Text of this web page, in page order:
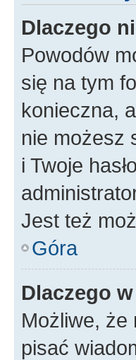
Dlaczego
Powodów
się na tym
konieczna,
nie możesz
i Twoje
Jest też
Góra
Dlaczego
Możliwe, że
pisać